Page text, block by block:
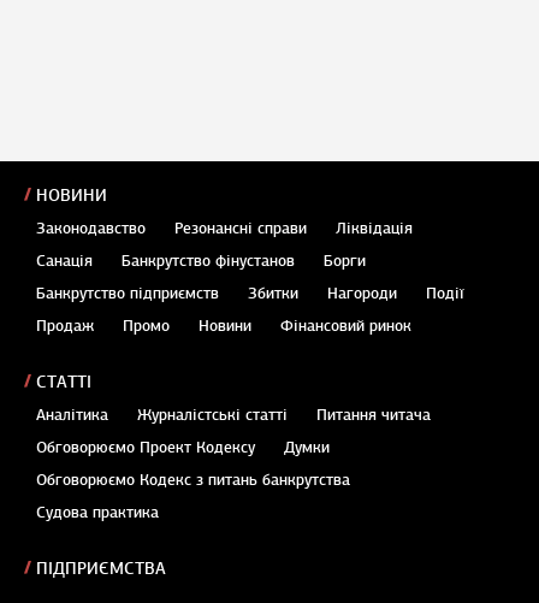
НОВИНИ
Законодавство Резонансні справи
Ліквідація
Санація
Банкрутство фінустанов
Борги
Банкрутство підприємств
Збитки Нагороди
Події
Продаж
Промо Новини Фінансовий ринок
СТАТТІ
Аналітика Журналістські статті
Питання читача
Обговорюємо Проект Кодексу
Думки
Обговорюємо Кодекс з питань банкрутства
Судова практика
ПІДПРИЄМСТВА